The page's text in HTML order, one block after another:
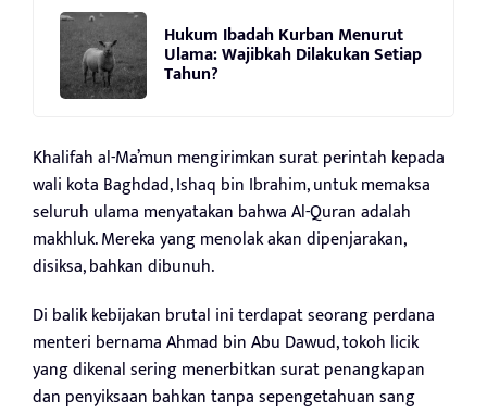
Hukum Ibadah Kurban Menurut
Ulama: Wajibkah Dilakukan Setiap
Tahun?
Khalifah al-Ma’mun mengirimkan surat perintah kepada
wali kota Baghdad, Ishaq bin Ibrahim, untuk memaksa
seluruh ulama menyatakan bahwa Al-Quran adalah
makhluk. Mereka yang menolak akan dipenjarakan,
disiksa, bahkan dibunuh.
Di balik kebijakan brutal ini terdapat seorang perdana
menteri bernama Ahmad bin Abu Dawud, tokoh licik
yang dikenal sering menerbitkan surat penangkapan
dan penyiksaan bahkan tanpa sepengetahuan sang